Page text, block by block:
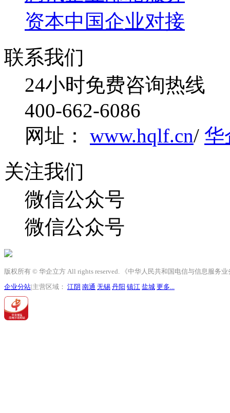
资本中国企业对接
联系我们
24小时免费咨询热线
400-662-6086
网址： www.hqlf.cn/ 华
关注我们
微信公众号
微信公众号
版权所有 © 华企立方 All rights reserved. 《中华人民共和国电信与信息服务
企业分站|主营区域： 江阴 南通 无锡 丹阳 镇江 盐城 更多...